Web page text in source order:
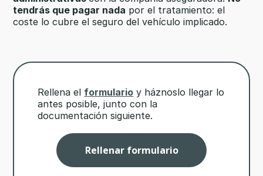
tendrás que pagar nada por el tratamiento: el
coste lo cubre el seguro del vehículo implicado.
Rellena el formulario y háznoslo llegar lo
antes posible, junto con la
documentación siguiente.
Rellenar formulario